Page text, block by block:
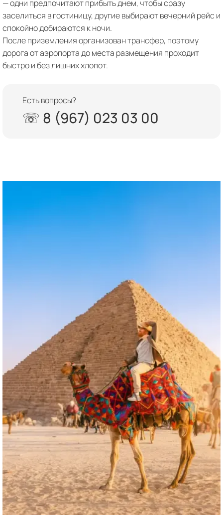
— одни предпочитают прибыть днем, чтобы сразу
заселиться в гостиницу, другие выбирают вечерний рейс и
спокойно добираются к ночи.
После приземления организован трансфер, поэтому
дорога от аэропорта до места размещения проходит
быстро и без лишних хлопот.
Есть вопросы?
☏ 8 (967) 023 03 00